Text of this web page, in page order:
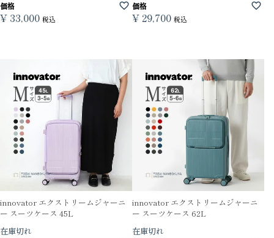
価格
¥ 33,000 税込
価格
¥29,700 税込
innovator エクストリームジャーニ
ー スーツケース 45L
在庫切れ
innovator エクストリームジャーニ
ー スーツケース 62L
在庫切れ